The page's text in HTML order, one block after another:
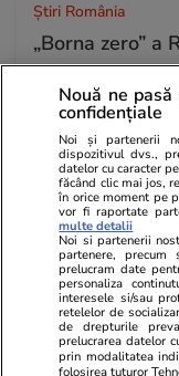
Știri România
„Borna zero” a
cu fonduri UE.
marca centrul
Fotbal
La ce oră e
cine transmite
Horoscop
Horoscop
Nouă ne
confidențiale
Noi și partenerii
dispozitivul dvs.,
datelor cu caracter
făcând clic mai jos,
în orice moment pe
vor fi raportate
multe detalii
Noi si partenerii
partenere,
prelucram date
personaliza
interesele si/sau
retelelor de
de drepturile
prelucrarea datelor
prin modalitatea
folosirea tuturor